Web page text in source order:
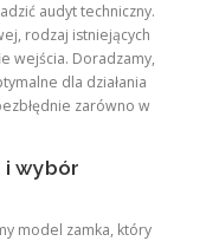
audyt techniczny.
rodzaj istniejących
wejścia. Doradzamy,
dla działania
zarówno w
i wybór
model zamka, który